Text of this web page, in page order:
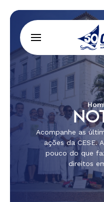
Acompanhe as
ações da CESE.
pouco do que
direitos